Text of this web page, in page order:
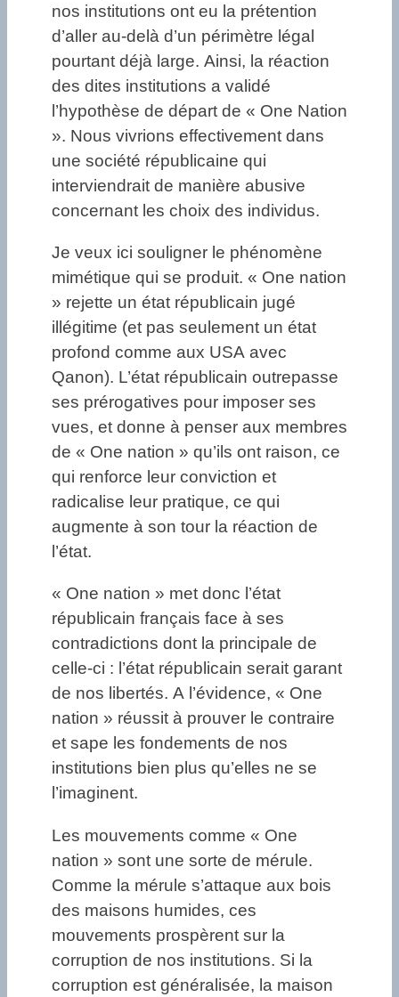
nos institutions ont eu la prétention
d’aller au-delà d’un périmètre légal
pourtant déjà large. Ainsi, la réaction
des dites institutions a validé
l’hypothèse de départ de « One Nation
». Nous vivrions effectivement dans
une société républicaine qui
interviendrait de manière abusive
concernant les choix des individus.
Je veux ici souligner le phénomène
mimétique qui se produit. « One nation
» rejette un état républicain jugé
illégitime (et pas seulement un état
profond comme aux USA avec
Qanon). L’état républicain outrepasse
ses prérogatives pour imposer ses
vues, et donne à penser aux membres
de « One nation » qu’ils ont raison, ce
qui renforce leur conviction et
radicalise leur pratique, ce qui
augmente à son tour la réaction de
l’état.
« One nation » met donc l’état
républicain français face à ses
contradictions dont la principale de
celle-ci : l’état républicain serait garant
de nos libertés. A l’évidence, « One
nation » réussit à prouver le contraire
et sape les fondements de nos
institutions bien plus qu’elles ne se
l’imaginent.
Les mouvements comme « One
nation » sont une sorte de mérule.
Comme la mérule s’attaque aux bois
des maisons humides, ces
mouvements prospèrent sur la
corruption de nos institutions. Si la
corruption est généralisée, la maison